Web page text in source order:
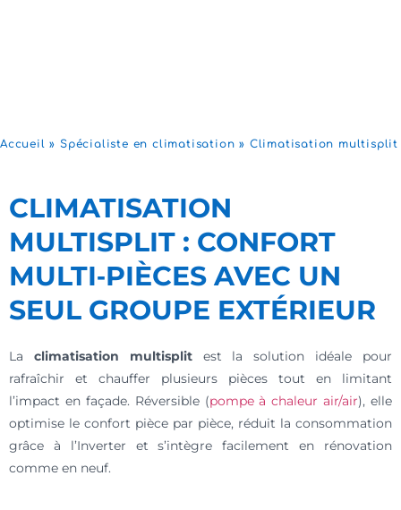
Accueil »Spécialiste en climatisation » Climatisation multisplit
CLIMATISATION
MULTISPLIT : CONFORT
MULTI‑PIÈCES AVEC UN
SEUL GROUPE EXTÉRIEUR
La climatisation multisplitest la solution idéale pour
rafraîchir et chauffer plusieurs pièces tout en limitant
l’impact en façade. Réversible (pompe à chaleur air/air), elle
optimise le confort pièce par pièce, réduit la consommation
grâce à l’Inverter et s’intègre facilement en rénovation
comme en neuf.